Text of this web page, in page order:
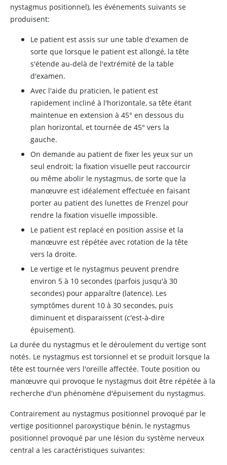
nystagmus positionnel), les événements suivants se
produisent:
Le patient est assis sur une table d'examen de
sorte que lorsque le patient est allongé, la tête
s'étende au-delà de l'extrémité de la table
d'examen.
Avec l'aide du praticien, le patient est
rapidement incliné à l'horizontale, sa tête étant
maintenue en extension à 45° en dessous du
plan horizontal, et tournée de 45° vers la
gauche.
On demande au patient de fixer les yeux sur un
seul endroit; la fixation visuelle peut raccourcir
ou même abolir le nystagmus, de sorte que la
manœuvre est idéalement effectuée en faisant
porter au patient des lunettes de Frenzel pour
rendre la fixation visuelle impossible.
Le patient est replacé en position assise et la
manœuvre est répétée avec rotation de la tête
vers la droite.
Le vertige et le nystagmus peuvent prendre
environ 5 à 10 secondes (parfois jusqu'à 30
secondes) pour apparaître (latence). Les
symptômes durent 10 à 30 secondes, puis
diminuent et disparaissent (c'est-à-dire
épuisement).
La durée du nystagmus et le déroulement du vertige sont
notés. Le nystagmus est torsionnel et se produit lorsque la
tête est tournée vers l'oreille affectée. Toute position ou
manœuvre qui provoque le nystagmus doit être répétée à la
recherche d'un phénomène d'épuisement du nystagmus.
Contrairement au nystagmus positionnel provoqué par le
vertige positionnel paroxystique bénin, le nystagmus
positionnel provoqué par une lésion du système nerveux
central a les caractéristiques suivantes: